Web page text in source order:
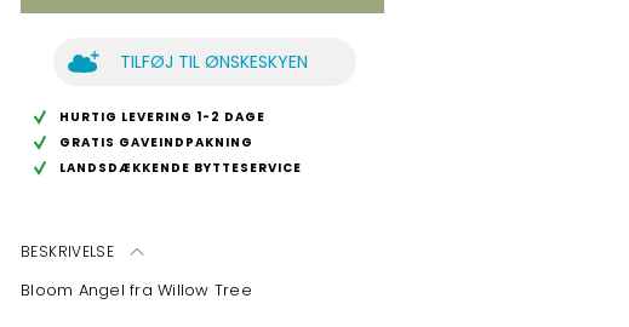
TILFØJ TIL ØNSKESKYEN
HURTIG LEVERING 1-2 DAGE
GRATIS GAVEINDPAKNING
LANDSDÆKKENDE BYTTESERVICE
BESKRIVELSE
Bloom Angel fra Willow Tree